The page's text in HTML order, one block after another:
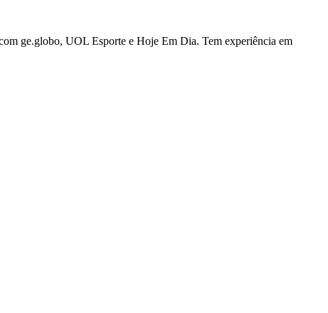
ge.globo, UOL Esporte e Hoje Em Dia. Tem experiência em